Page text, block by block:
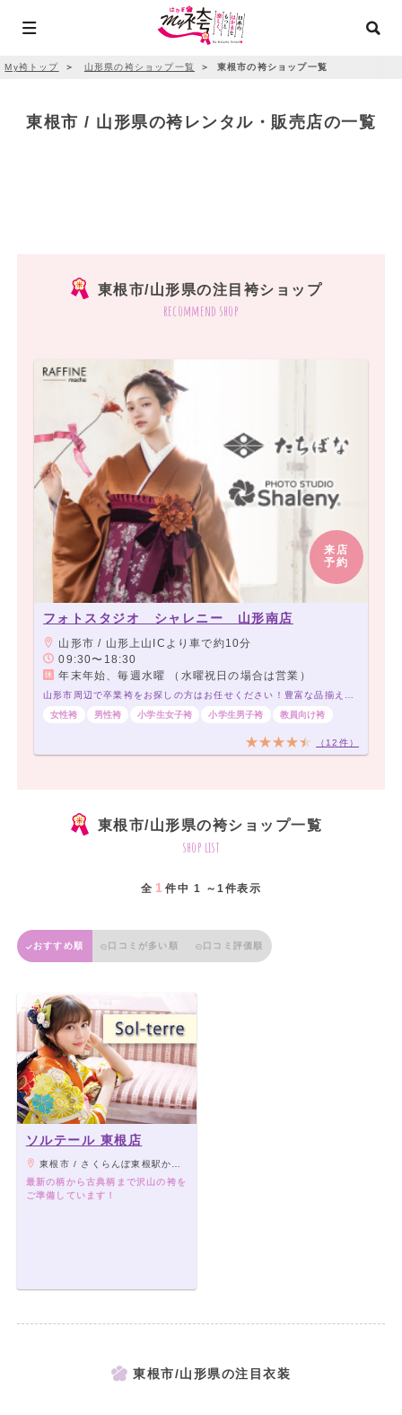
My袴トップ ＞ 山形県の袴ショップ一覧 ＞ 東根市の袴ショップ一覧
東根市 / 山形県の袴レンタル・販売店の一覧
東根市/山形県の注目袴ショップ
recommend shop
来店
予約
フォトスタジオ シャレニー 山形南店
山形市 / 山形上山ICより車で約10分
09:30〜18:30
年末年始、毎週水曜 （水曜祝日の場合は営業）
山形市周辺で卒業袴をお探しの方はお任せください！豊富な品揃えでお待ちしております！
女性袴
男性袴 小学生女子袴 小学生男子袴 教員向け袴
（12件）
東根市/山形県の袴ショップ一覧
shop list
全 1 件中 1 ～1件表示
おすすめ順 口コミが多い順 口コミ評価順
ソルテール 東根店
東根市 / さくらんぼ東根駅から車で10分
最新の柄から古典柄まで沢山の袴を
ご準備しています！
東根市/山形県の注目衣装